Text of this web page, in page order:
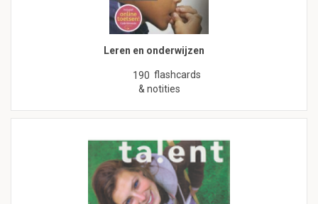
Leren en onderwijzen
190 flashcards
& notities